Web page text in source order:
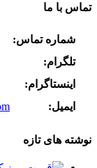
تماس با ما
شماره تماس:
تلگرام:
اینستاگرام:
ایمیل:
نوشته های تازه